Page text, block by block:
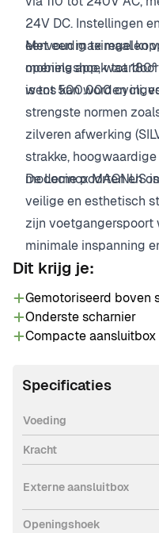
24V DC. Instellingen
eenvoudig te regelen
mobiele app,
wens kan worden
Met een maximaal
openingshoek tot
is tot 500.000 cycli,
strengste normen
zilveren afwerking
strakke,
moderne poorten en
De Locinox MAGNUS
veilige en esthetisch
zijn voetgangerspoort
minimale inspanning
Dit krijg je:
Gemotoriseerd boven
Onderste scharnier
Compacte aansluitbox
Specificaties
Voeding
Kracht
Externe aansluitbox
Openingshoek